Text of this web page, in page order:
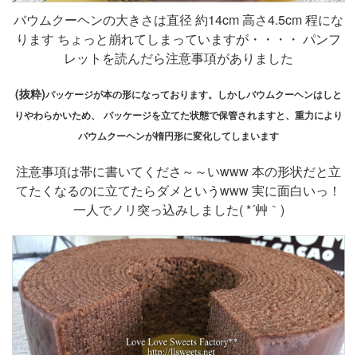
バウムクーヘンの大きさは直径 約14cm 高さ4.5cm 程にな
ります ちょっと崩れてしまっていますが・・・・ パンフ
レットを読んだら注意事項がありました
(抜粋)パッケージが本の形になっております。しかしバウムクーヘンはしと
りやわらかいため、
パッケージを立てた状態で保管されますと、重力により
バウムクーヘンが楕円形に変化してしまいます
注意事項は帯に書いてくださ～～いwww 本の形状だと立
てたくなるのに立てたらダメというwww 実に面白いっ！
一人でノリ突っ込みしました( *´艸｀)